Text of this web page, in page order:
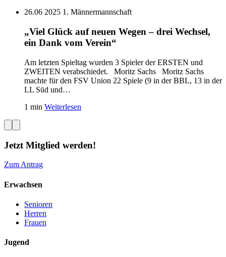
26.06 2025 1. Männermannschaft
„Viel Glück auf neuen Wegen – drei Wechsel,
ein Dank vom Verein“
Am letzten Spieltag wurden 3 Spieler der ERSTEN und
ZWEITEN verabschiedet. Moritz Sachs Moritz Sachs
machte für den FSV Union 22 Spiele (9 in der BBL, 13 in der
LL Süd und…
1 min Weiterlesen
Jetzt Mitglied werden!
Zum Antrag
Erwachsen
Senioren
Herren
Frauen
Jugend